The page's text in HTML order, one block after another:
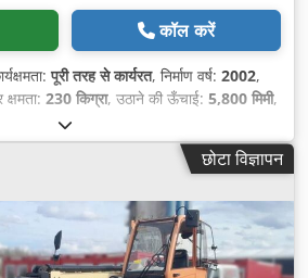
कॉल करें
पूरी तरह से कार्यरत, निर्माण वर्ष: 2002,
क्षमता: 230 किग्रा, उठाने की ऊँचाई: 5,800 मिमी,
, निर्माण ऊँचाई:
प्रकार:Elektro, निर्माण चौड़ाई:825 मिमी,
छोटा विज्ञापन